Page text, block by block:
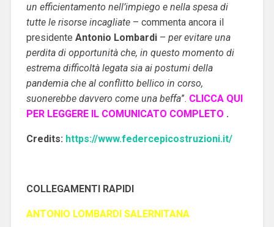
un efficientamento nell’impiego e nella spesa di
tutte le risorse incagliate – commenta ancora il
presidente Antonio Lombardi – per evitare una
perdita di opportunità che, in questo momento di
estrema difficoltà legata sia ai postumi della
pandemia che al conflitto bellico in corso,
suonerebbe davvero come una beffa”. CLICCA QUI
PER LEGGERE IL COMUNICATO COMPLETO .
Credits: https://www.federcepicostruzioni.it/
COLLEGAMENTI RAPIDI
ANTONIO LOMBARDI SALERNITANA